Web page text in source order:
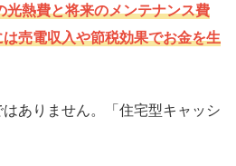
光熱費と将来のメンテナンス費
売電収入や節税効果でお金を生
ありません。「住宅型キャッシ